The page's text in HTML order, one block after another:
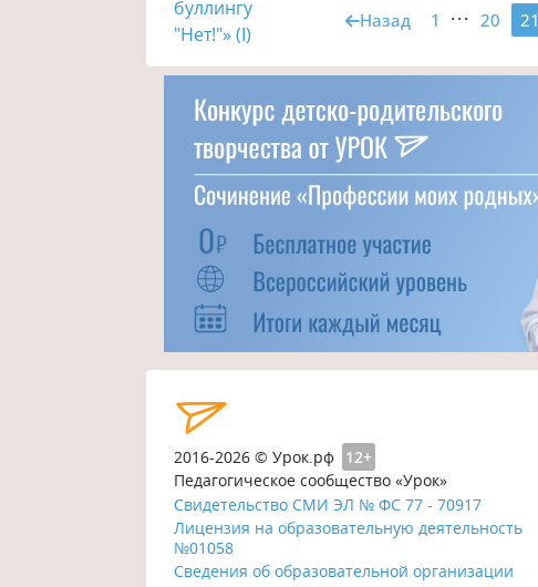
Назад 1 ... 20 21
2016-2026 © Урок.рф 12+
Педагогическое сообщество «Урок»
Свидетельство СМИ ЭЛ № ФС 77 - 70917
Лицензия на образовательную деятельность
№01058
Сведения об образовательной организации